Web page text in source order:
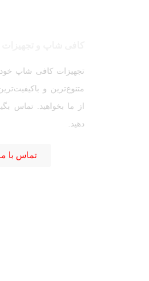
تجهیزات کافی‌ شاپ خود
متنوع‌ترین و
از ما بخواهید. تماس
دهید.
تماس با